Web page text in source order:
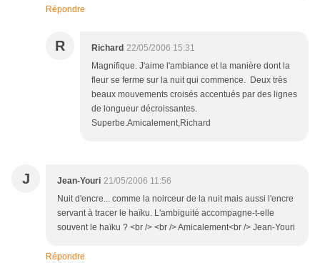
Répondre
R Richard 22/05/2006 15:31
Magnifique. J'aime l'ambiance et la manière dont la
fleur se ferme sur la nuit qui commence. Deux très
beaux mouvements croisés accentués par des lignes
de longueur décroissantes.
Superbe.Amicalement,Richard
J Jean-Youri 21/05/2006 11:56
Nuit d'encre... comme la noirceur de la nuit mais aussi l'encre
servant à tracer le haïku. L'ambiguité accompagne-t-elle
souvent le haïku ? <br /> <br /> Amicalement<br /> Jean-Youri
Répondre